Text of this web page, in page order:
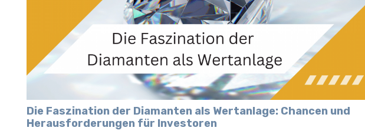
Die Faszination der Diamanten als Wertanlage: Chancen und
Herausforderungen für Investoren